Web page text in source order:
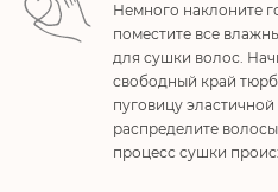
Немного наклоните
поместите все
для сушки волос.
свободный край
пуговицу
распределите
процесс сушки